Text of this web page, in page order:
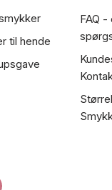
til hende
FAQ